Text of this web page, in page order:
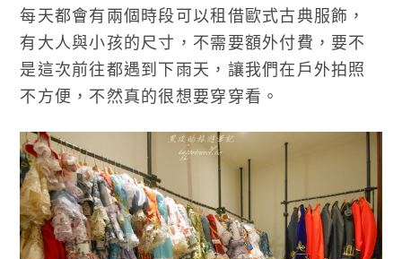
每天都會有兩個時段可以租借歐式古典服飾，
有大人與小孩的尺寸，不需要額外付費，要不
是這次前往都遇到下雨天，讓我們在戶外拍照
不方便，不然真的很想要穿穿看。